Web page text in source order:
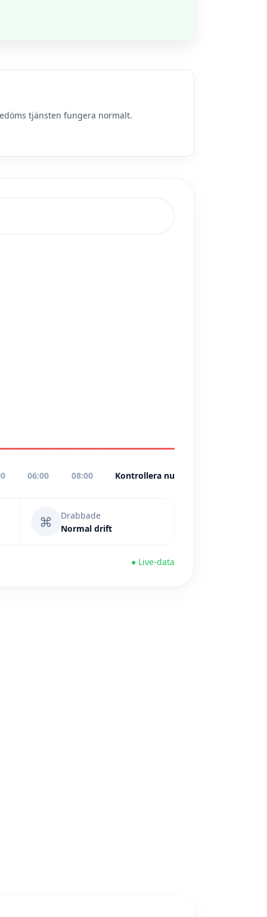
tjänsten fungera normalt.
06:00 08:00 Kontrollera nu
⌘
Drabbade
Normal drift
● Live-data